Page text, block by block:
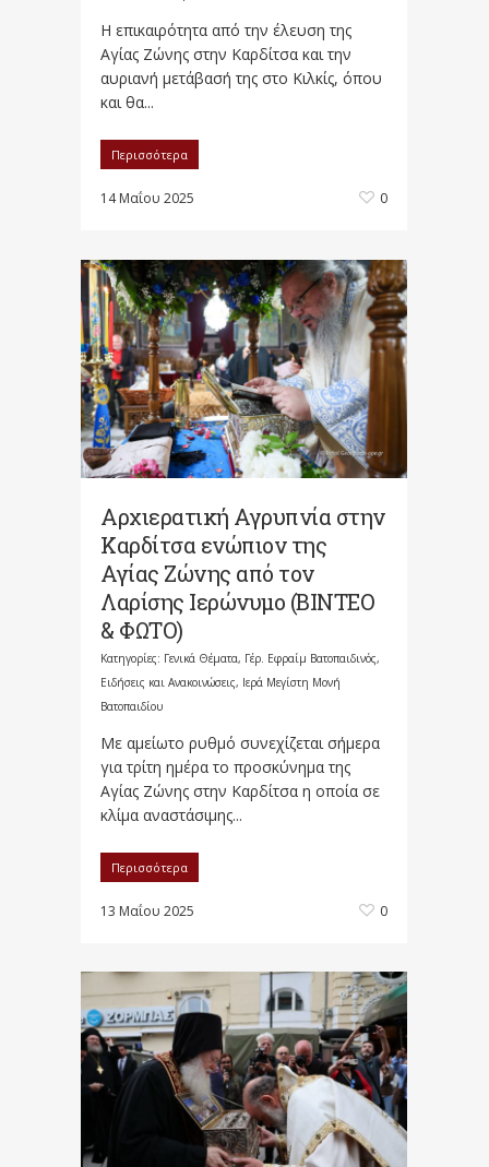
Η επικαιρότητα από την έλευση της
Αγίας Ζώνης στην Καρδίτσα και την
αυριανή μετάβασή της στο Κιλκίς, όπου
και θα...
Περισσότερα
14 Μαΐου 2025 0
Αρχιερατική Αγρυπνία στην
Καρδίτσα ενώπιον της
Αγίας Ζώνης από τον
Λαρίσης Ιερώνυμο (ΒΙΝΤΕΟ
& ΦΩΤΟ)
Κατηγορίες: Γενικά Θέματα, Γέρ. Εφραίμ Βατοπαιδινός,
Ειδήσεις και Ανακοινώσεις, Ιερά Μεγίστη Μονή
Βατοπαιδίου
Με αμείωτο ρυθμό συνεχίζεται σήμερα
για τρίτη ημέρα το προσκύνημα της
Αγίας Ζώνης στην Καρδίτσα η οποία σε
κλίμα αναστάσιμης...
Περισσότερα
13 Μαΐου 2025 0